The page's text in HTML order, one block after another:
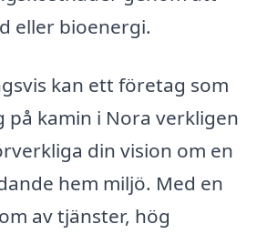
eller bioenergi.
kan ett företag som
på kamin i Nora verkligen
din vision om en
hem miljö. Med en
av tjänster, hög